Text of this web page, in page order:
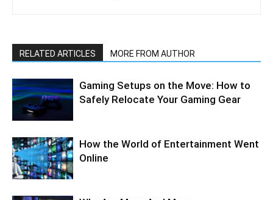
RELATED ARTICLES MORE FROM AUTHOR
Gaming Setups on the Move: How to
Safely Relocate Your Gaming Gear
How the World of Entertainment Went
Online